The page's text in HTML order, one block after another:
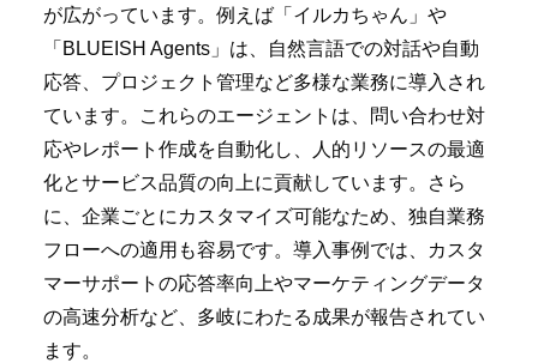
が広がっています。例えば「イルカちゃん」や
「BLUEISH Agents」は、自然言語での対話や自動
応答、プロジェクト管理など多様な業務に導入され
ています。これらのエージェントは、問い合わせ対
応やレポート作成を自動化し、人的リソースの最適
化とサービス品質の向上に貢献しています。さら
に、企業ごとにカスタマイズ可能なため、独自業務
フローへの適用も容易です。導入事例では、カスタ
マーサポートの応答率向上やマーケティングデータ
の高速分析など、多岐にわたる成果が報告されてい
ます。